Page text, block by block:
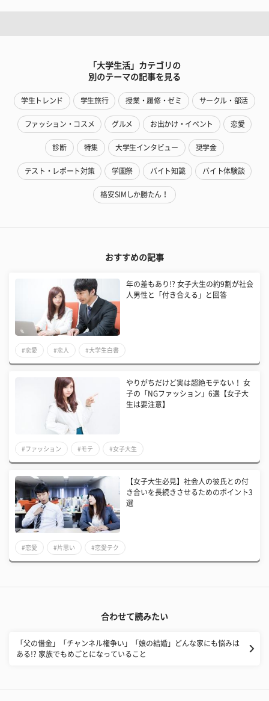
「大学生活」カテゴリの
別のテーマの記事を見る
学生トレンド 学生旅行 授業・履修・ゼミ サークル・部活
ファッション・コスメ グルメ お出かけ・イベント 恋愛
診断 特集 大学生インタビュー 奨学金
テスト・レポート対策 学園祭 バイト知識 バイト体験談
格安SIMしか勝たん！
おすすめの記事
年の差もあり!? 女子大生の約9割が社会
人男性と「付き合える」と回答
#恋愛 #恋人 #大学生白書
やりがちだけど実は超絶モテない！ 女
子の「NGファッション」6選【女子大
生は要注意】
#ファッション #モテ #女子大生
【女子大生必見】社会人の彼氏との付
き合いを長続きさせるためのポイント3
選
#恋愛 #片思い #恋愛テク
合わせて読みたい
「父の借金」「チャンネル権争い」「娘の結婚」どんな家にも悩みは
ある!? 家族でもめごとになっていること